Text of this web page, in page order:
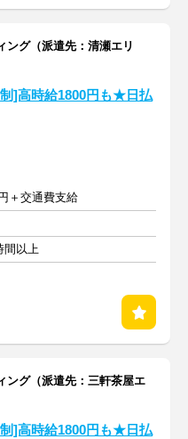
ング（派遣先：清瀬エリ
制]高時給1800円も★日払
＋交通費支給
間以上
ング（派遣先：三軒茶屋エ
制]高時給1800円も★日払